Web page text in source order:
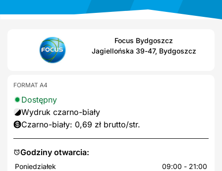
Focus Bydgoszcz
Jagiellońska 39-47, Bydgoszcz
Godziny otwarcia:
Poniedziałek
09:00 - 21:00
FORMAT A4
Dostępny
Wydruk czarno-biały
Czarno-biały: 0,69 zł brutto/str.